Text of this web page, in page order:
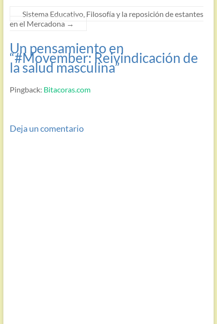
Sistema Educativo, Filosofía y la reposición de estantes
en el Mercadona →
Un pensamiento en
“#Movember: Reivindicación de
la salud masculina”
Pingback: Bitacoras.com
Deja un comentario